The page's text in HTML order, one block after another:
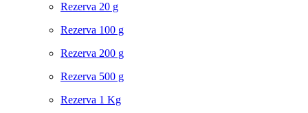
Rezerva 20 g
Rezerva 100 g
Rezerva 200 g
Rezerva 500 g
Rezerva 1 Kg